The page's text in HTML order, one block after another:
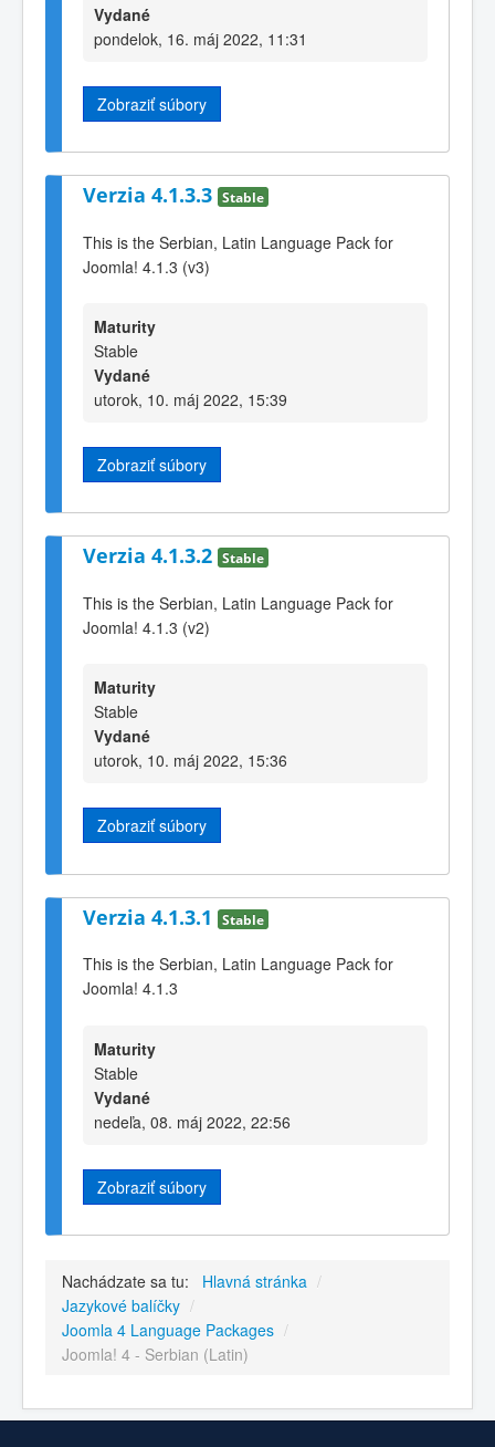
Vydané
pondelok, 16. máj 2022, 11:31
Zobraziť súbory
Verzia 4.1.3.3 Stable
This is the Serbian, Latin Language Pack for
Joomla! 4.1.3 (v3)
Maturity
Stable
Vydané
utorok, 10. máj 2022, 15:39
Zobraziť súbory
Verzia 4.1.3.2 Stable
This is the Serbian, Latin Language Pack for
Joomla! 4.1.3 (v2)
Maturity
Stable
Vydané
utorok, 10. máj 2022, 15:36
Zobraziť súbory
Verzia 4.1.3.1 Stable
This is the Serbian, Latin Language Pack for
Joomla! 4.1.3
Maturity
Stable
Vydané
nedeľa, 08. máj 2022, 22:56
Zobraziť súbory
Nachádzate sa tu: Hlavná stránka /
Jazykové balíčky /
Joomla 4 Language Packages /
Joomla! 4 - Serbian (Latin)